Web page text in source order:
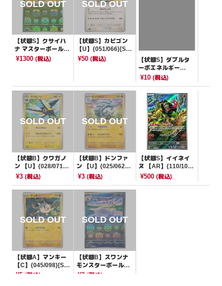
【状態S】クサイハ
ナ マスターボールミ
ラー【U】{044/165}
¥1300 (税込)
【状態S】カビゴン
【U】{051/066}[SV
5a]
¥50(税込)
【状態S】ダブルタ
ーボエネルギー
【-】{038/038}[SVF]
¥10 (税込)
【状態B】クワガノ
ン 【U】{028/071}
[SV5M]
¥3 (税込)
【状態B】ドンファ
ン 【U】{025/062}
[SV3a]
¥3(税込)
【状態S】イイネイ
ヌ 【AR】{110/101}
[SV6]
¥500 (税込)
【状態A】マンキー
【C】{045/098}[SV
10]
¥5 (税込)
【状態B】スワンナ
モンスターボールミ
ラー【U】{023/086}
¥3 (税込)